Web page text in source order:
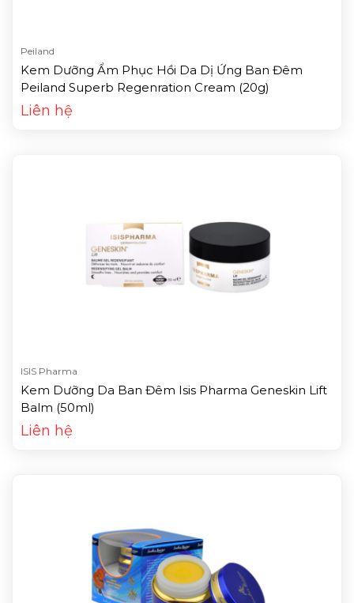
Peiland
Kem Dưỡng Ẩm Phục Hồi Da Dị Ứng Ban Đêm
Peiland Superb Regenration Cream (20g)
Liên hệ
ISIS Pharma
Kem Dưỡng Da Ban Đêm Isis Pharma Geneskin Lift
Balm (50ml)
Liên hệ